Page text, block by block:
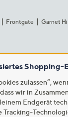
Frontgate Garnet
Shopping-
zulassen“,
wir in
Endgerät
Tracking-